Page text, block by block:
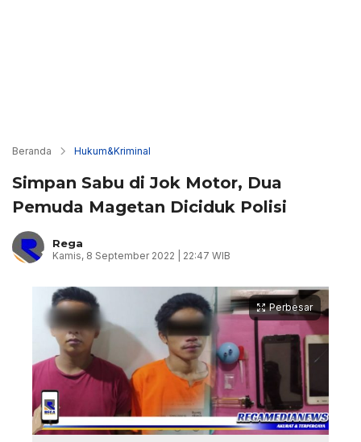
Beranda Hukum&Kriminal
Simpan Sabu di Jok Motor, Dua
Pemuda Magetan Diciduk Polisi
Rega
Kamis, 8 September 2022 | 22:47 WIB
Perbesar